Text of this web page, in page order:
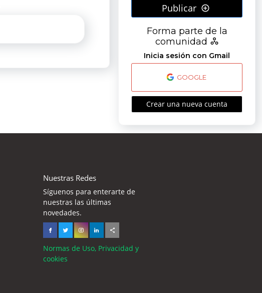
Publicar
Forma parte de la
comunidad
Inicia sesión con Gmail
GOOGLE
Crear una nueva cuenta
Nuestras Redes
Síguenos para enterarte de
nuestras las últimas
novedades.
Normas de Uso, Privacidad y
cookies